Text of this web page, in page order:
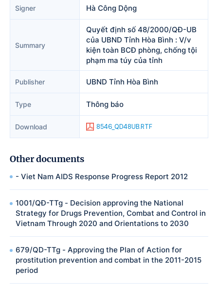
Signer Hà Công Dộng
Summary
Quyết định số 48/2000/QĐ-UB
của UBND Tỉnh Hòa Bình : V/v
kiện toàn BCĐ phòng, chống tội
phạm ma túy của tỉnh
Publisher UBND Tỉnh Hòa Bình
Type Thông báo
Download 8546_QD48UB.RTF
Other documents
- Viet Nam AIDS Response Progress Report 2012
1001/QĐ-TTg - Decision approving the National
Strategy for Drugs Prevention, Combat and Control in
Vietnam Through 2020 and Orientations to 2030
679/QD-TTg - Approving the Plan of Action for
prostitution prevention and combat in the 2011-2015
period